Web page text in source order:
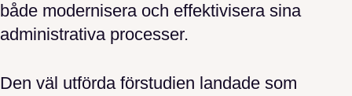
både modernisera och effektivisera sina
administrativa processer.
Den väl utförda förstudien landade som